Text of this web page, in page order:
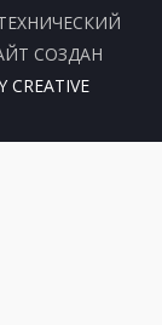
СОЗДАН
CREATIVE